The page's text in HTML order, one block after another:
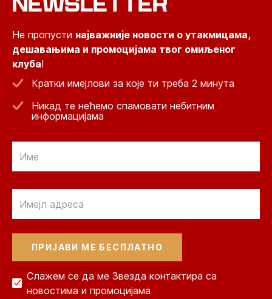
Не пропусти најважније новости о утакмицама,
дешавањима и промоцијама твог омиљеног
клуба!
Кратки имејлови за које ти треба 2 минута
Никад те нећемо спамовати небитним
информацијама
Слажем се да ме Звезда контактира са
новостима и промоцијама